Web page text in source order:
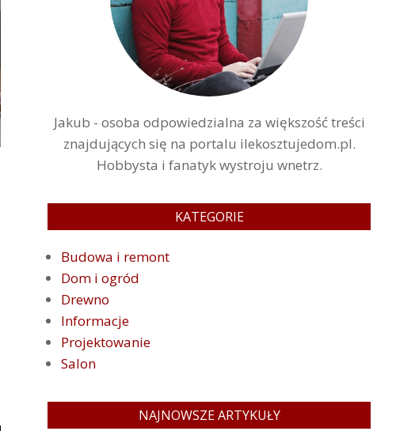
Jakub - osoba odpowiedzialna za większość treści
znajdujących się na portalu ilekosztujedom.pl.
Hobbysta i fanatyk wystroju wnetrz.
KATEGORIE
Budowa i remont
Dom i ogród
Drewno
Informacje
Projektowanie
Salon
NAJNOWSZE ARTYKUŁY